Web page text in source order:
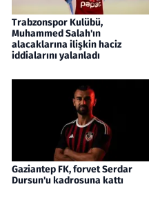
Trabzonspor Kulübü,
Muhammed Salah'ın
alacaklarına ilişkin haciz
iddialarını yalanladı
Gaziantep FK, forvet Serdar
Dursun'u kadrosuna kattı